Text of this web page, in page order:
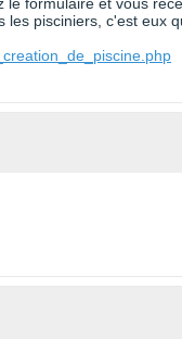
pisciniers, c'est eux